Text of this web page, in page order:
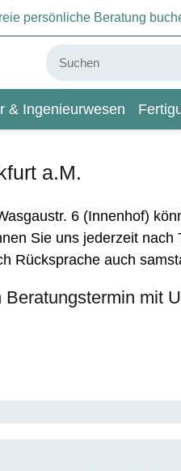
persönliche Beratung
& Ingenieurwesen
a.M.
6 (Innenhof)
Sie uns jederzeit
Rücksprache auch
mit